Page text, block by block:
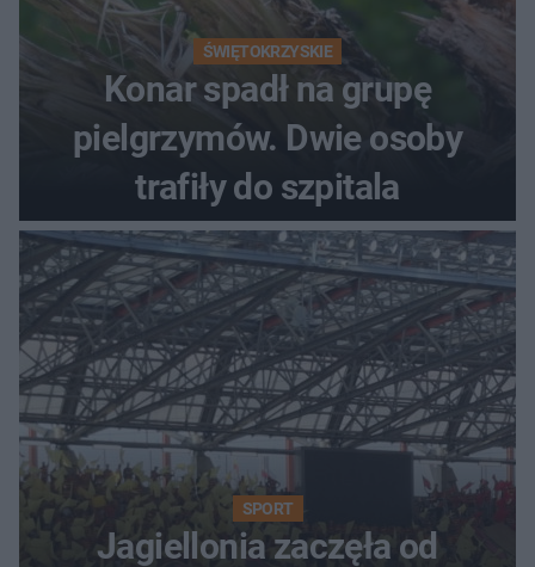
ŚWIĘTOKRZYSKIE
Konar spadł na grupę
pielgrzymów. Dwie osoby
trafiły do szpitala
SPORT
Jagiellonia zaczęła od